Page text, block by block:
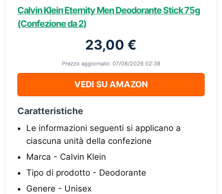
Calvin Klein Eternity Men Deodorante Stick 75g
(Confezione da 2)
23,00 €
Prezzo aggiornato: 07/08/2026 02:38
VEDI SU AMAZON
Caratteristiche
Le informazioni seguenti si applicano a
ciascuna unità della confezione
Marca - Calvin Klein
Tipo di prodotto - Deodorante
Genere - Unisex